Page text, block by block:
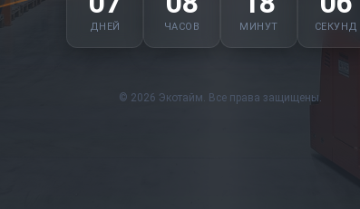
ДНЕЙ ЧАСОВ МИНУТ СЕКУНД
© 2026 Экотайм. Все права защищены.